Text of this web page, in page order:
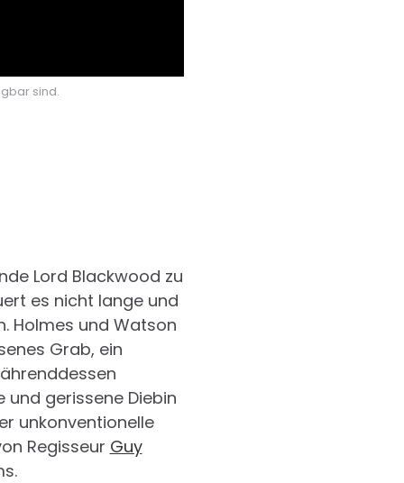
sind.
Lord Blackwood zu
es nicht lange und
Holmes und Watson
Grab, ein
und gerissene Diebin
unkonventionelle
Regisseur Guy